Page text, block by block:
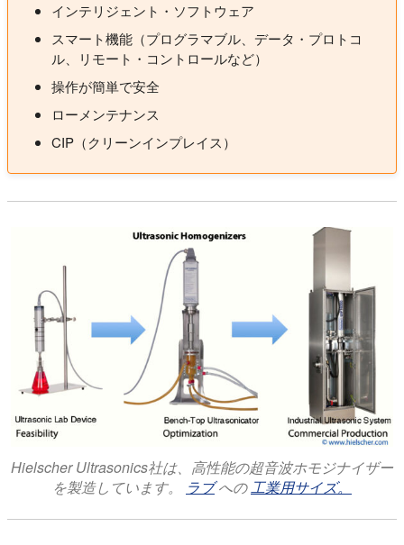
インテリジェント・ソフトウェア
スマート機能（プログラマブル、データ・プロトコ
ル、リモート・コントロールなど）
操作が簡単で安全
ローメンテナンス
CIP（クリーンインプレイス）
Hielscher Ultrasonics社は、高性能の超音波ホモジナイザー
を製造しています。
ラブへの工業用サイズ。